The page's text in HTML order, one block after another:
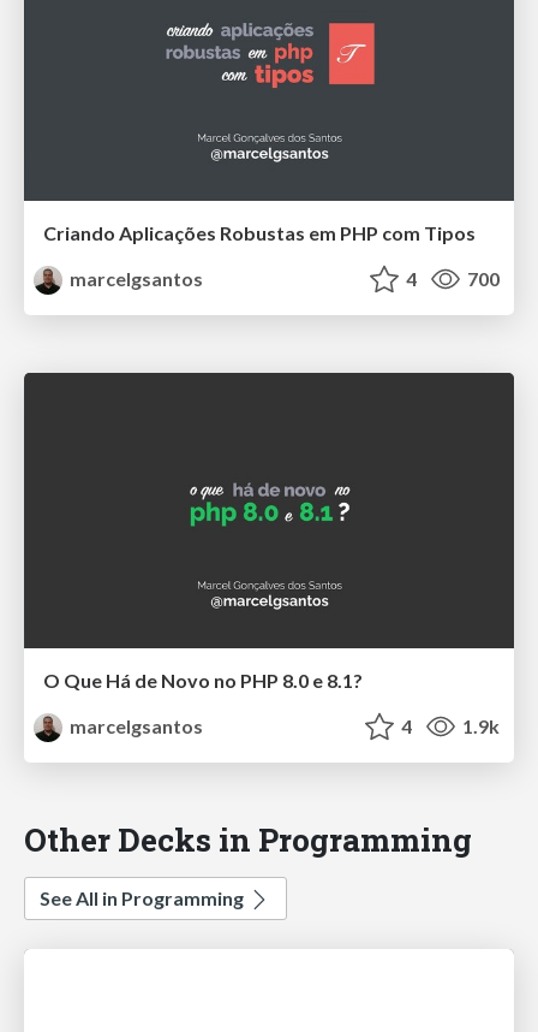
Criando Aplicações Robustas em PHP com Tipos
marcelgsantos
4 700
O Que Há de Novo no PHP 8.0 e 8.1?
marcelgsantos
4 1.9k
Other Decks in Programming
See All in Programming